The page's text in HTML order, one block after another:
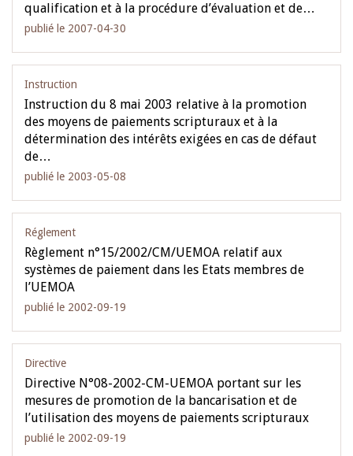
qualification et à la procédure d’évaluation et de…
publié le 2007-04-30
Instruction
Instruction du 8 mai 2003 relative à la promotion
des moyens de paiements scripturaux et à la
détermination des intérêts exigées en cas de défaut
de…
publié le 2003-05-08
Réglement
Règlement n°15/2002/CM/UEMOA relatif aux
systèmes de paiement dans les Etats membres de
l’UEMOA
publié le 2002-09-19
Directive
Directive N°08-2002-CM-UEMOA portant sur les
mesures de promotion de la bancarisation et de
l’utilisation des moyens de paiements scripturaux
publié le 2002-09-19